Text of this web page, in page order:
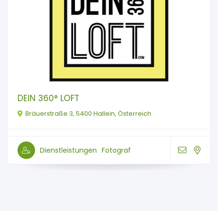
DEIN 360° LOFT
Bräuerstraße 3, 5400 Hallein, Österreich
Dienstleistungen Fotograf